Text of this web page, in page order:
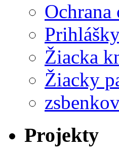
Žiacka
Žiacky
Projekty